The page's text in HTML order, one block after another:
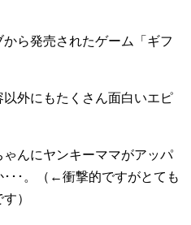
ら発売されたゲーム「ギフ
外にもたくさん面白いエピ
んにヤンキーママがアッパ
･･。（←衝撃的ですがとても
）